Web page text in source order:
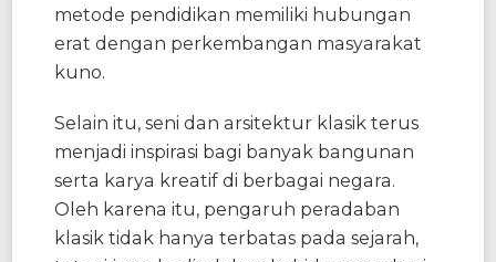
metode pendidikan memiliki hubungan
erat dengan perkembangan masyarakat
kuno.
Selain itu, seni dan arsitektur klasik terus
menjadi inspirasi bagi banyak bangunan
serta karya kreatif di berbagai negara.
Oleh karena itu, pengaruh peradaban
klasik tidak hanya terbatas pada sejarah,